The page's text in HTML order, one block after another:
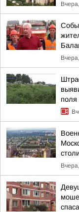
поля